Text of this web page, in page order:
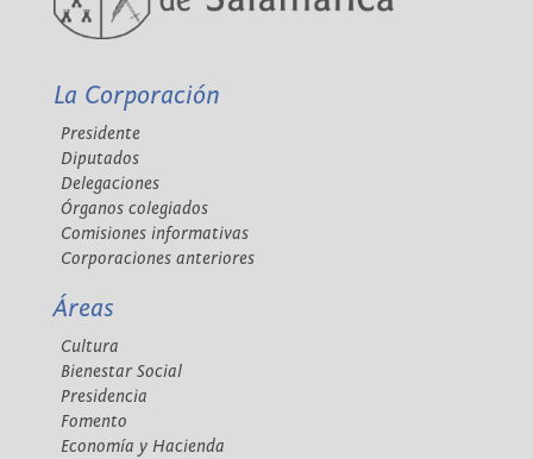
La Corporación
Presidente
Diputados
Delegaciones
Órganos colegiados
Comisiones informativas
Corporaciones anteriores
Áreas
Cultura
Bienestar Social
Presidencia
Fomento
Economía y Hacienda